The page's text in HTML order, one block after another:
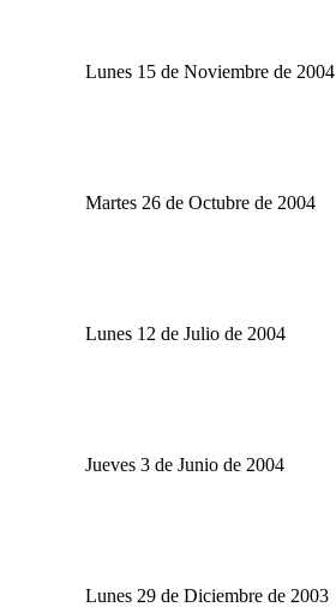
Lunes 15 de Noviembre de 2004
Martes 26 de Octubre de 2004
Lunes 12 de Julio de 2004
Jueves 3 de Junio de 2004
Lunes 29 de Diciembre de 2003